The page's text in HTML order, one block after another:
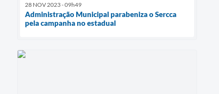
28 NOV 2023 - 09h49
Administração Municipal parabeniza o Sercca
pela campanha no estadual